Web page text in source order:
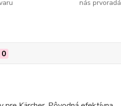
nás prvoradá
0